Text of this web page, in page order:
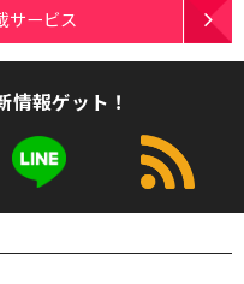
サービス
情報ゲット！